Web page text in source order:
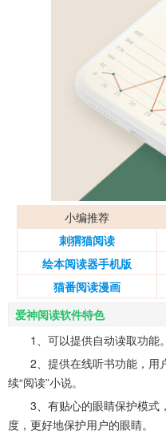
小编推荐
刺猬猫阅读
绘本阅读器手机版
猫番阅读漫画
爱神阅读软件特色
1、可以提供自动读取功能
2、提供在线听书功能，用
续“阅读”小说。
3、有贴心的眼睛保护模式
度，更好地保护用户的眼睛。